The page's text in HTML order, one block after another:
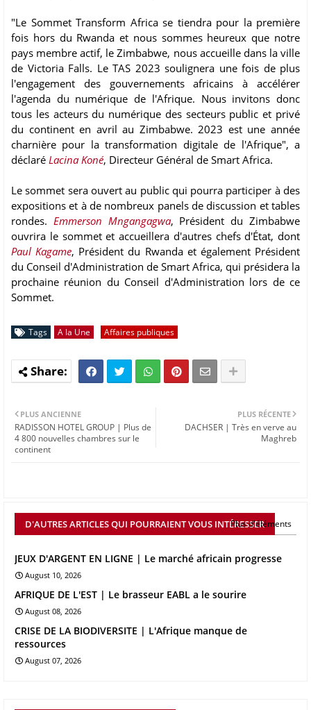
"Le Sommet Transform Africa se tiendra pour la première
fois hors du Rwanda et nous sommes heureux que notre
pays membre actif, le Zimbabwe, nous accueille dans la ville
de Victoria Falls. Le TAS 2023 soulignera une fois de plus
l'engagement des gouvernements africains à accélérer
l'agenda du numérique de l'Afrique. Nous invitons donc
tous les acteurs du numérique des secteurs public et privé
du continent en avril au Zimbabwe. 2023 est une année
charnière pour la transformation digitale de l'Afrique", a
déclaré Lacina Koné, Directeur Général de Smart Africa.
Le sommet sera ouvert au public qui pourra participer à des
expositions et à de nombreux panels de discussion et tables
rondes. Emmerson Mngangagwa, Président du Zimbabwe
ouvrira le sommet et accueillera d'autres chefs d'État, dont
Paul Kagame, Président du Rwanda et également Président
du Conseil d'Administration de Smart Africa, qui présidera la
prochaine réunion du Conseil d'Administration lors de ce
Sommet.
Tags A la Une Affaires publiques
PLUS RÉCENTE
DACHSER | Très en verve au
Maghreb
PLUS ANCIENNE
RADISSON HOTEL GROUP | Plus de
4 800 nouvelles chambres sur le
continent
D'AUTRES ARTICLES QUI POURRAIENT VOUS INTÉRESSER
Plus d'éléments
JEUX D'ARGENT EN LIGNE | Le marché africain progresse
August 10, 2026
AFRIQUE DE L'EST | Le brasseur EABL a le sourire
August 08, 2026
CRISE DE LA BIODIVERSITE | L'Afrique manque de
ressources
August 07, 2026